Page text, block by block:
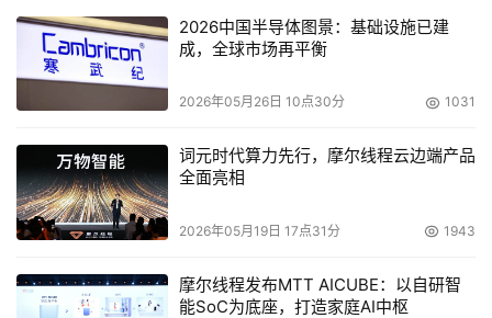
2026中国半导体图景：基础设施已建
成，全球市场再平衡
2026年05月26日 10点30分 1031
词元时代算力先行，摩尔线程云边端产品
全面亮相
2026年05月19日 17点31分 1943
摩尔线程发布MTT AICUBE：以自研智
能SoC为底座，打造家庭AI中枢